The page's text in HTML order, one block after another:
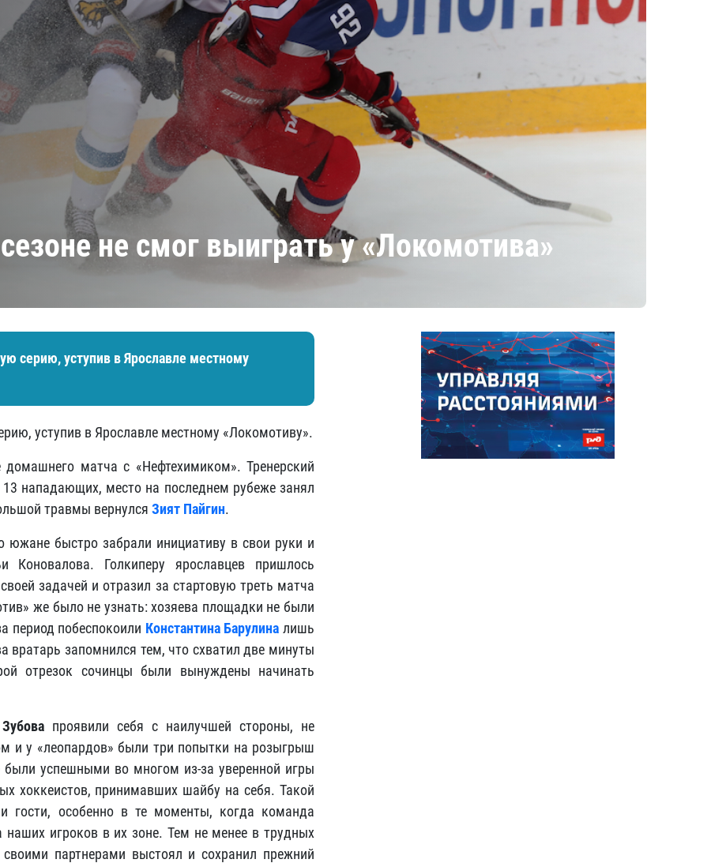
Амур
Барыс
Салават Юлаев
Сибирь
не смог выиграть у «Локомотива»
серию, уступив в Ярославле местному
уступив в Ярославле местному «Локомотиву».
матча с «Нефтехимиком». Тренерский
нападающих, место на последнем рубеже занял
травмы вернулся Зият Пайгин.
южане быстро забрали инициативу в свои руки и
Голкиперу ярославцев пришлось
задачей и отразил за стартовую треть матча
же было не узнать: хозяева площадки не были
период побеспокоили Константина Барулина лишь
запомнился тем, что схватил две минуты
отрезок сочинцы были вынуждены начинать
проявили себя с наилучшей стороны, не
и у «леопардов» были три попытки на розыгрыш
были успешными во многом из-за уверенной игры
хоккеистов, принимавших шайбу на себя. Такой
гости, особенно в те моменты, когда команда
игроков в их зоне. Тем не менее в трудных
своими партнерами выстоял и сохранил прежний